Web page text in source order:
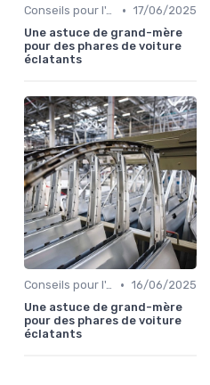
Conseils pour l'Achat • 17/06/2025
Une astuce de grand-mère
pour des phares de voiture
éclatants
Conseils pour l'Achat • 16/06/2025
Une astuce de grand-mère
pour des phares de voiture
éclatants